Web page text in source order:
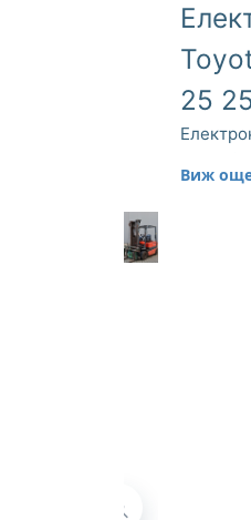
25
Виж